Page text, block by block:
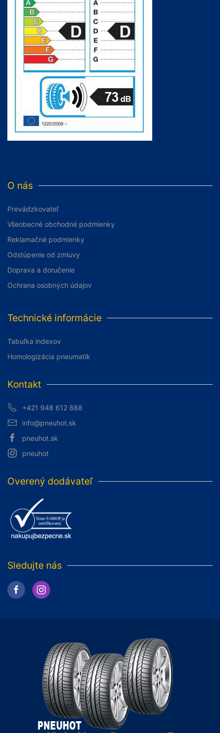
O nás
Prevádzkovateľ
Všeobecné obchodné podmienky
Reklamačné podmienky
Odstúpenie od zmluvy
Doprava a doručenie
Ochrana osobných údajov
Technické informácie
Tabuľka indexov
Homologizácia pneumatík
Kontakt
+421 948 612 888
info@pneuhot.sk
pneuhot.sk
pneuhot
Overený dodávateľ
Sledujte nás